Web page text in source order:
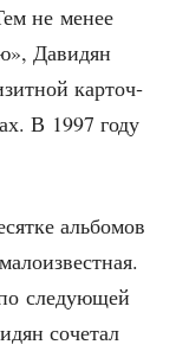
не менее
Дави­дян
кар­точ­
В 1997 году
аль­бо­мов
сле­ду­ю­щей
соче­тал